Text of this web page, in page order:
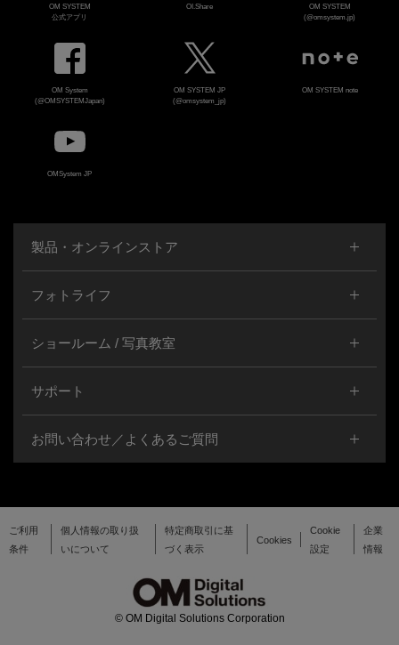
OM SYSTEM
公式アプリ
OI.Share
OM SYSTEM
(@omsystem.jp)
OM System
(@OMSYSTEMJapan)
OM SYSTEM JP
(@omsystem_jp)
OM SYSTEM note
OMSystem JP
製品・オンラインストア
フォトライフ
ショールーム / 写真教室
サポート
お問い合わせ／よくあるご質問
ご利用
条件
個人情報の取り扱
いについて
特定商取引に基
づく表示
Cookies
Cookie
設定
企業
情報
© OM Digital Solutions Corporation